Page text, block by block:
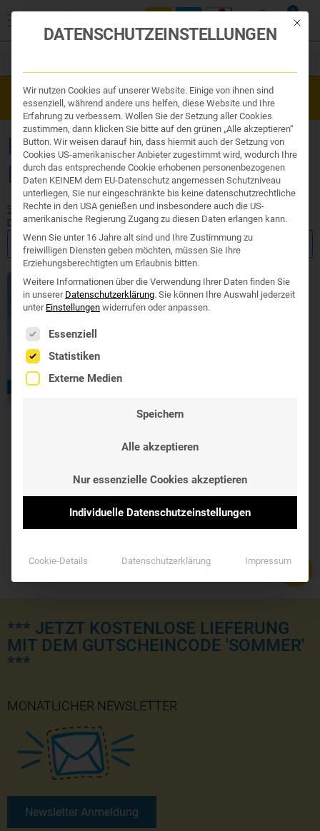
0
Organe & Organ Uhr
Traditionelle Medizin
Nahrungsergänzung
Kosmetik und Hygiene
Ihr Apotheker
Westend Online-Shop: Sicher, schnell und 24/7 für Sie da!
Gratisversand ab €50
FUSSCREME MIT SILBER FÜR D
IABETIKER
Start/ Produkte verschlagwortet mit „Fußcreme mit Silber für
Diabetiker“
FILTER ANZEIGEN
- 0%
Fußschaum für
Diabetiker
–19,90 €
*** JETZT KOSTENLOSE LIEFERUNG
MIT DEM GUTSCHEINCODE 'SOMMER'
***
MONATLICHER NEWSLETTER
Newsletter Anmeldung
Mit
DATENSCHUTZEINSTELLUNGEN
Wir nutzen Cookies auf unserer Website. Einige von ihnen sind
essenziell, während andere uns helfen, diese Website und Ihre
Erfahrung zu verbessern. Wollen Sie der Setzung aller Cookies
zustimmen, dann klicken Sie bitte auf den grünen „Alle akzeptieren“
Button. Wir weisen darauf hin, dass hiermit auch der Setzung von
Cookies US-amerikanischer Anbieter zugestimmt wird, wodurch Ihre
durch das entsprechende Cookie erhobenen personenbezogenen
Daten KEINEM dem EU-Datenschutz angemessen Schutzniveau
unterliegen, Sie nur eingeschränkte bis keine datenschutzrechtliche
Rechte in den USA genießen und insbesondere auch die US-
amerikanische Regierung Zugang zu diesen Daten erlangen kann.
Wenn Sie unter 16 Jahre alt sind und Ihre Zustimmung zu
freiwilligen Diensten geben möchten, müssen Sie Ihre
Erziehungsberechtigten um Erlaubnis bitten.
Weitere Informationen über die Verwendung Ihrer Daten finden Sie
in unserer Datenschutzerklärung. Sie können Ihre Auswahl jederzeit
unter Einstellungen widerrufen oder anpassen.
Es folgt eine Liste der Service-Gruppen, für die eine
Essenziell
Statistiken
Externe Medien
Speichern
Alle akzeptieren
Nur essenzielle Cookies akzeptieren
Individuelle Datenschutzeinstellungen
Cookie-Details Datenschutzerklärung Impressum